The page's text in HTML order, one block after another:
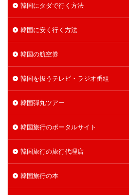
韓国にタダで行く方法
韓国に安く行く方法
韓国の航空券
韓国を扱うテレビ・ラジオ番組
韓国弾丸ツアー
韓国旅行のポータルサイト
韓国旅行の旅行代理店
韓国旅行の本